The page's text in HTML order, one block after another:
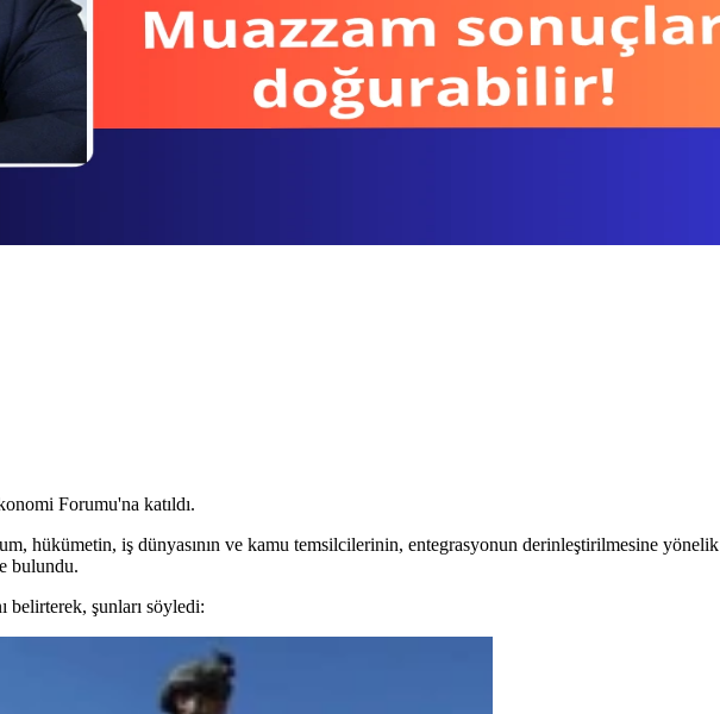
Forumu'na katıldı.
hükümetin, iş dünyasının ve kamu temsilcilerinin, entegrasyonun derinleştirilmesine yönelik
bulundu.
belirterek, şunları söyledi: